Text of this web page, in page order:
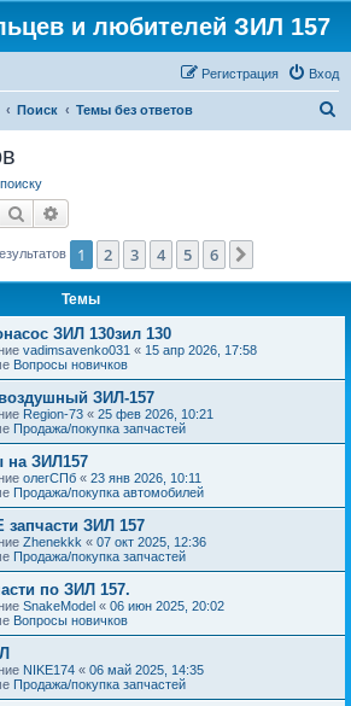
и любителей ЗИЛ 157
Вход
Регистрация
Поиск Темы без ответов
Поиск
1 2 3 4 5 6
Темы
ЗИЛ 130зил 130
vadimsavenko031 « 15 апр 2026, 17:58
Вопросы новичков
ЗИЛ-157
Region-73 « 25 фев 2026, 10:21
Продажа/покупка запчастей
на ЗИЛ157
олегСПб « 23 янв 2026, 10:11
Продажа/покупка автомобилей
ЗИЛ 157
Zhenekkk « 07 окт 2025, 12:36
Продажа/покупка запчастей
по ЗИЛ 157.
SnakeModel « 06 июн 2025, 20:02
Вопросы новичков
NIKE174 « 06 май 2025, 14:35
Продажа/покупка запчастей